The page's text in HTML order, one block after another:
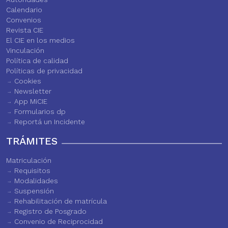
Calendario
Convenios
Revista CIE
El CIE en los medios
Vinculación
Política de calidad
Políticas de privacidad
Cookies
Newsletter
App MiCIE
Formularios dp
Reportá un Incidente
TRÁMITES
Matriculación
Requisitos
Modalidades
Suspensión
Rehabilitación de matrícula
Registro de Posgrado
Convenio de Reciprocidad